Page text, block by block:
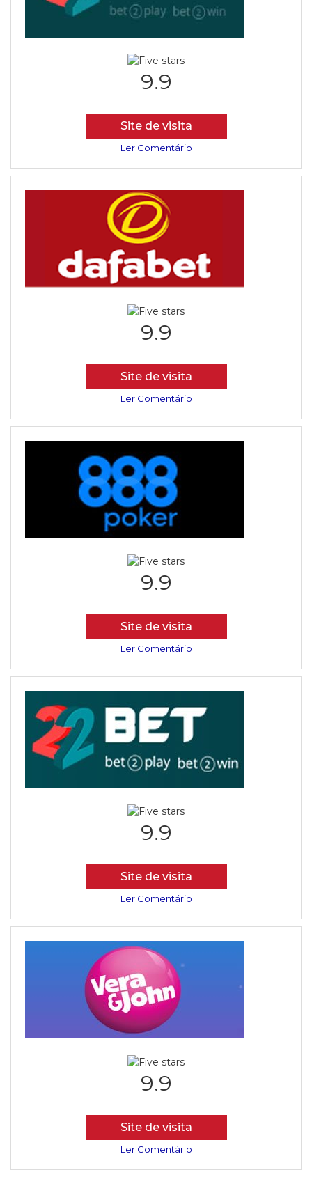
9.9
Site de visita
Ler Comentário
9.9
Site de visita
Ler Comentário
9.9
Site de visita
Ler Comentário
9.9
Site de visita
Ler Comentário
9.9
Site de visita
Ler Comentário